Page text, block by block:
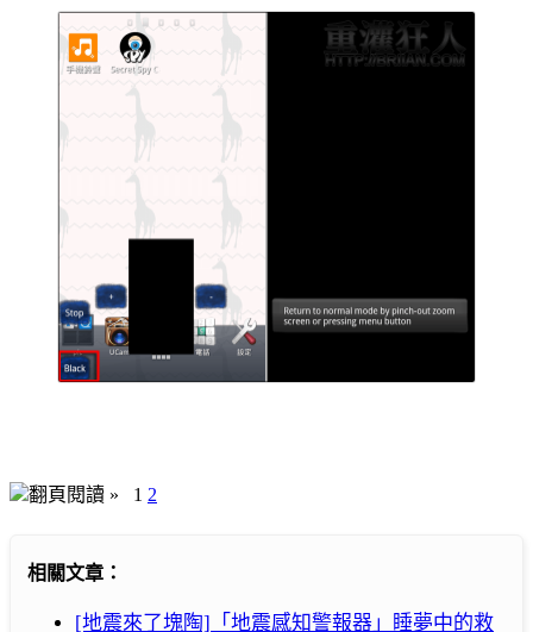
翻頁閱讀 » 1 2
相關文章：
[地震來了塊陶]「地震感知警報器」睡夢中的救